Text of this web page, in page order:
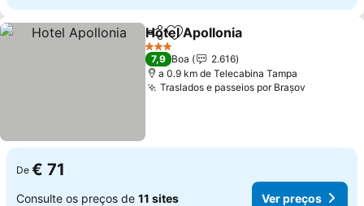
PartilharAdicionar aos favoritos
Hotel Apollonia
3 Estrelas
7,9 Boa
2.616
a 0.9 km de Telecabina Tampa
Traslados e passeios por Brașov
De € 71
Consulte os preços de 11 sites Ver preços